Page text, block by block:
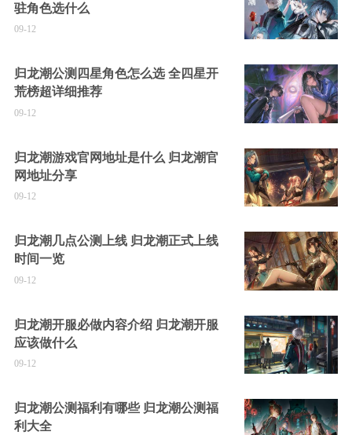
驻角色选什么
09-12
归龙潮公测四星角色怎么选 全四星开
荒榜超详细推荐
09-12
归龙潮游戏官网地址是什么 归龙潮官
网地址分享
09-12
归龙潮几点公测上线 归龙潮正式上线
时间一览
09-12
归龙潮开服必做内容介绍 归龙潮开服
应该做什么
09-12
归龙潮公测福利有哪些 归龙潮公测福
利大全